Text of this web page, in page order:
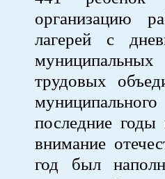
организацию
лагерей с
трудовых
последние годы
внимание
год был